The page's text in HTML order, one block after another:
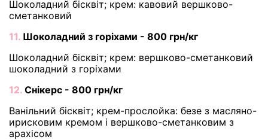
Шоколадний бісквіт; крем: кавовий вершково-
сметанковий
11. Шоколадний з горіхами - 800 грн/кг
Шоколадний бісквіт; крем: вершково-сметанковий
шоколадний з горіхами
12. Снікерс - 800 грн/кг
Ванільний бісквіт; крем-прослойка: безе з масляно-
ирисковим кремом і вершково-сметанковим з
арахісом